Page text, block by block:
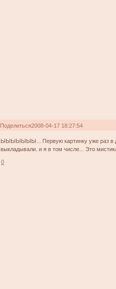
Поделиться2008-04-17 18:27:54
ЫЫЫЫЫЫЫ... Первую картинку уже раз в
выкладывали. и я в том числе... Это
0